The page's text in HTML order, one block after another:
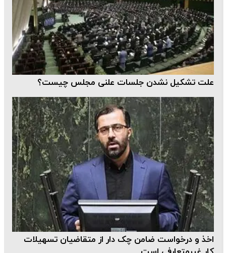
علت تشکیل نشدن جلسات علنی مجلس چیست؟
اخذ و درخواست ضامن چک دار از متقاضیان تسهیلات